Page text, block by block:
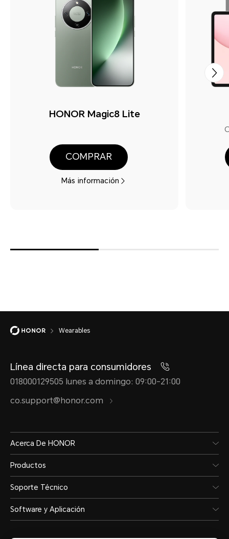
HONOR Magic8 Lite
COMPRAR
Más información
Wearables
Línea directa para consumidores
018000129505 lunes a domingo: 09:00-21:00
co.support@honor.com
Acerca De HONOR
Productos
Soporte Técnico
Software y Aplicación